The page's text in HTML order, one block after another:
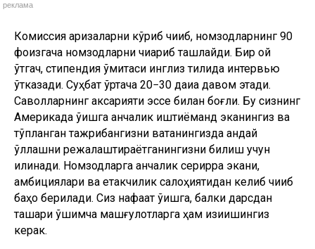
реклама
Комиссия аризаларни кўриб чиқиб, номзодларнинг 90
фоизгача номзодларни чиқариб ташлайди. Бир ой
ўтгач, стипендия қўмитаси инглиз тилида интервью
ўтказади. Суҳбат ўртача 20−30 дақиқа давом этади.
Саволларнинг аксарияти эссе билан боғлиқ. Бу сизнинг
Америкада ўқишга қанчалик иштиёқманд эканингиз ва
тўпланган тажрибангизни ватанингизда қандай
қўллашни режалаштираётганингизни билиш учун
қилинади. Номзодларга қанчалик серқирра экани,
амбициялари ва етакчилик салоҳиятидан келиб чиқиб
баҳо берилади. Сиз нафақат ўқишга, балки дарсдан
ташқари қўшимча машғулотларга ҳам қизиқишингиз
керак.